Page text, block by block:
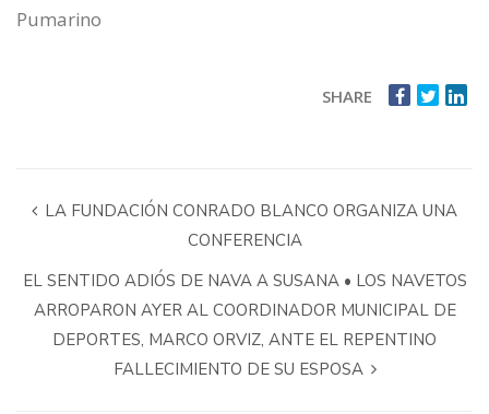
Pumarino
SHARE
LA FUNDACIÓN CONRADO BLANCO ORGANIZA UNA
CONFERENCIA
EL SENTIDO ADIÓS DE NAVA A SUSANA • LOS NAVETOS
ARROPARON AYER AL COORDINADOR MUNICIPAL DE
DEPORTES, MARCO ORVIZ, ANTE EL REPENTINO
FALLECIMIENTO DE SU ESPOSA